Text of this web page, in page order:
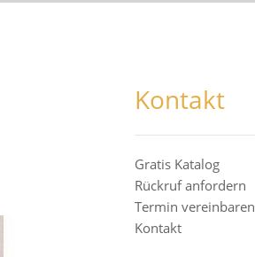
Kontakt
Gratis Katalog
Rückruf anfordern
Termin vereinbaren
Kontakt